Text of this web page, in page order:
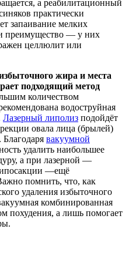
а реабилитационный
практически
запаивание мелких
преимущество — у них
целлюлит или
жира и места
подходящий метод
количеством
водоструйная
Лазерный липолиз подойдёт
овала лица (брылей)
Благодаря вакуумной
удалить наибольшее
а при лазерной —
—ещё
помнить, что, как
удаления избыточного
комбинированная
похудения, а лишь помогает